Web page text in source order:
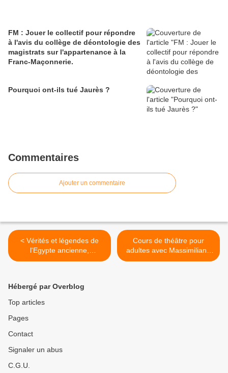
FM : Jouer le collectif pour répondre
à l'avis du collège de déontologie des
magistrats sur l'appartenance à la
Franc-Maçonnerie.
Pourquoi ont-ils tué Jaurès ?
Commentaires
Ajouter un commentaire
< Vérités et légendes de
l'Egypte ancienne,
conférence de Florence
Paris.
Cours de théâtre pour
adultes avec Massimiliano
Verardi de septembre à juin
Hébergé par Overblog
Top articles
Pages
Contact
Signaler un abus
C.G.U.